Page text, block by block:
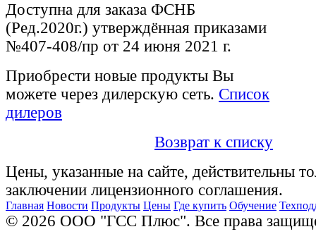
Доступна для заказа ФСНБ
(Ред.2020г.) утверждённая приказами
№407-408/пр от 24 июня 2021 г.
Приобрести новые продукты Вы
можете через дилерскую сеть. Список
дилеров
Возврат к списку
Цены, указанные на сайте, действительны
заключении лицензионного соглашения.
Главная Новости Продукты Цены Где купить Обучение
© 2026 ООО "ГСС Плюс". Все права